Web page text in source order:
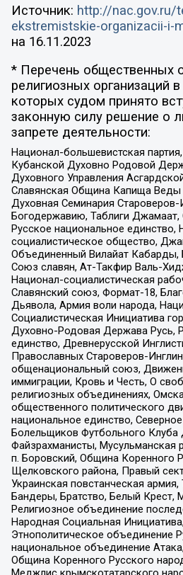
Источник: http://nac.gov.ru/
ekstremistskie-organizacii-i-
на 16.11.2023
* Перечень общественных
религиозных организаций
которых судом принято
законную силу решение о
запрете деятельности:
Национал-большевистская
Кубанской Духовно Родовой
Духовного Управления
Славянская Община Капища Веды
Духовная Семинария
Богодержавию, Таблиги Джамаат,
Русское национальное единство,
социалистическое общество,
Объединенный Вилайат Кабарды,
Союз славян, Ат-Такфир Валь-
Национал-социалистическая
Славянский союз, Формат-18,
Дьявола, Армия воли народа,
Социалистическая Инициатива
Духовно-Родовая Держава Русь,
единство, Древнерусской
Православных Староверов-
общенациональный союз,
иммиграции, Кровь и Честь, О
религиозных объединениях,
общественного политического
национальное единство,
Болельщиков Футбольного Клуба
Файзрахманисты, Мусульманская
п. Боровский, Община Коренного
Щелковского района, Правый
Украинская повстанческая армия,
Бандеры, Братство, Белый Крест,
Религиозное объединение
Народная Социальная
Этнополитическое объединение
национальное объединение
Община Коренного Русского